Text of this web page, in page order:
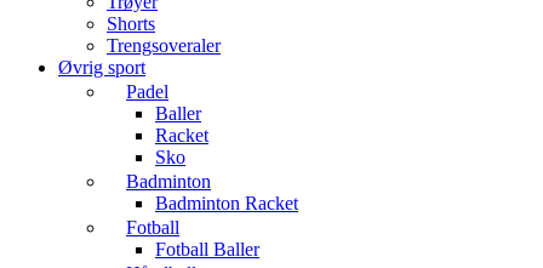
Shorts
Trengsoveraler
Øvrig sport
Padel
Baller
Racket
Sko
Badminton
Badminton Racket
Fotball
Fotball Baller